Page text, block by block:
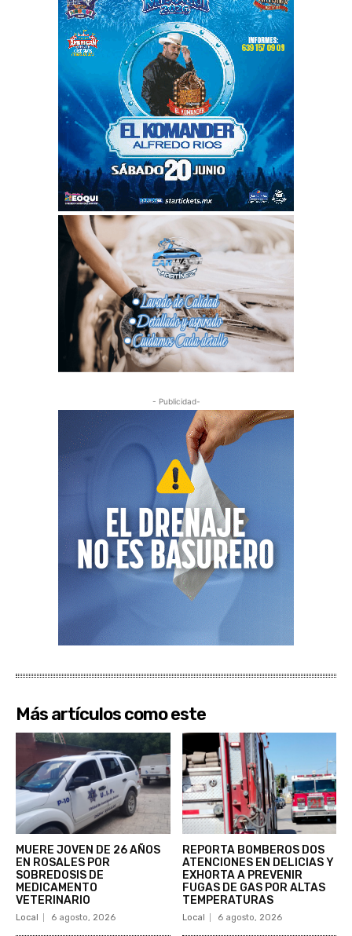
- Publicidad-
Más artículos como este
MUERE JOVEN DE 26 AÑOS
EN ROSALES POR
SOBREDOSIS DE
MEDICAMENTO
VETERINARIO
Local 6 agosto, 2026
REPORTA BOMBEROS DOS
ATENCIONES EN DELICIAS Y
EXHORTA A PREVENIR
FUGAS DE GAS POR ALTAS
TEMPERATURAS
Local 6 agosto, 2026